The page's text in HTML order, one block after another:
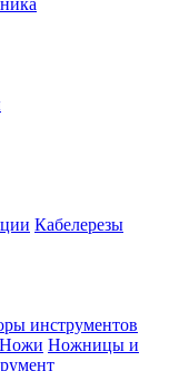
Кабелерезы
инструментов
Ножи Ножницы и